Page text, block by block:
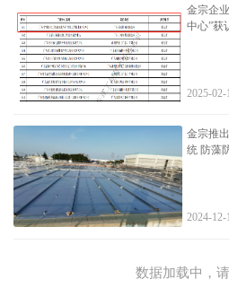
金宗企
中心”获
2025-02-
金宗推
统 防藻
2024-12-
数据加载中，